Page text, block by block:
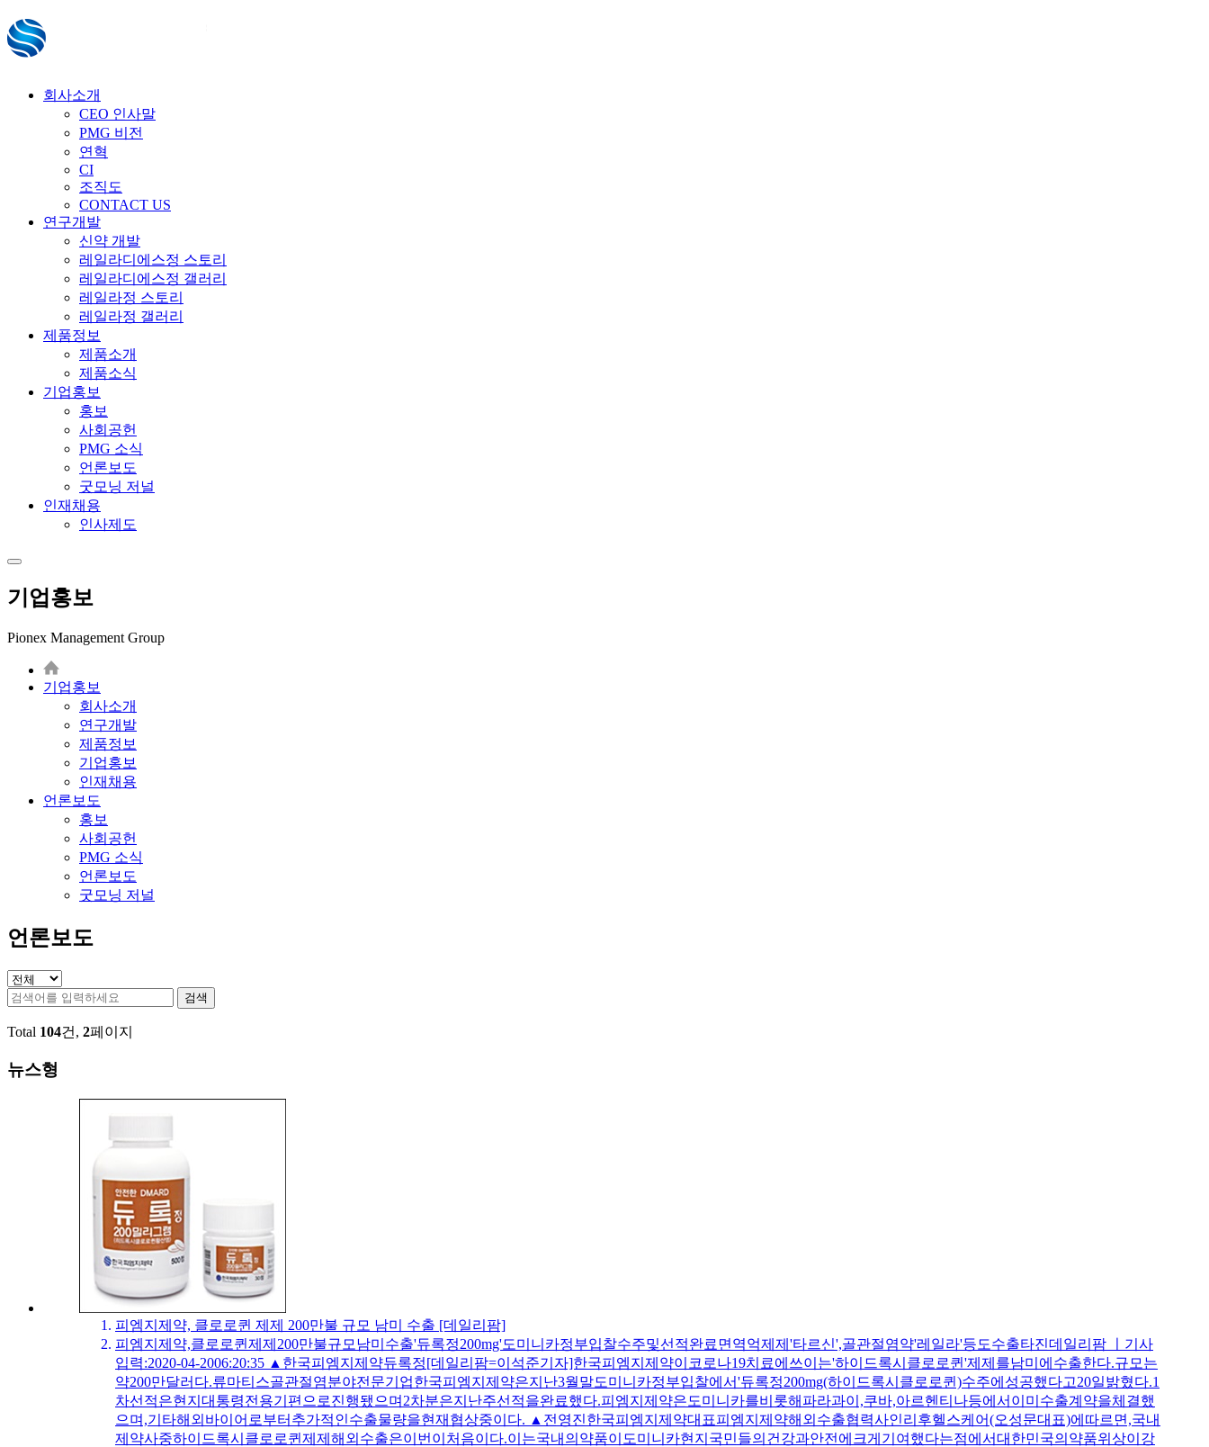
회사소개
CEO 인사말
PMG 비전
연혁
CI
조직도
CONTACT US
연구개발
신약 개발
레일라디에스정 스토리
레일라디에스정 갤러리
레일라정 스토리
레일라정 갤러리
제품정보
제품소개
제품소식
기업홍보
홍보
사회공헌
PMG 소식
언론보도
굿모닝 저널
인재채용
인사제도
기업홍보
Pionex Management Group
기업홍보
회사소개
연구개발
제품정보
기업홍보
인재채용
언론보도
홍보
사회공헌
PMG 소식
언론보도
굿모닝 저널
언론보도
검색
Total 104건, 2페이지
뉴스형
피엠지제약, 클로로퀸 제제 200만불 규모 남미 수출 [데일리팜]
피엠지제약,클로로퀸제제200만불규모남미수출'듀록정200mg'도미니카정부입찰수주및선적완료면역억제제'타르신',골관절염약'레일라'등도수출타진데일리팜 ㅣ기사
입력:2020-04-2006:20:35 ▲한국피엠지제약듀록정[데일리팜=이석준기자]한국피엠지제약이코로나19치료에쓰이는'하이드록시클로로퀸'제제를남미에수출한다.규모는
약200만달러다.류마티스골관절염분야전문기업한국피엠지제약은지난3월말도미니카정부입찰에서'듀록정200mg(하이드록시클로로퀸)수주에성공했다고20일밝혔다.1
차선적은현지대통령전용기편으로진행됐으며2차분은지난주선적을완료했다.피엠지제약은도미니카를비롯해파라과이,쿠바,아르헨티나등에서이미수출계약을체결했
으며,기타해외바이어로부터추가적인수출물량을현재협상중이다. ▲전영진한국피엠지제약대표피엠지제약해외수출협력사인리후헬스케어(오성문대표)에따르면,국내
제약사중하이드록시클로로퀸제제해외수출은이번이처음이다.이는국내의약품이도미니카현지국민들의건강과안전에크게기여했다는점에서대한민국의약품위상이강